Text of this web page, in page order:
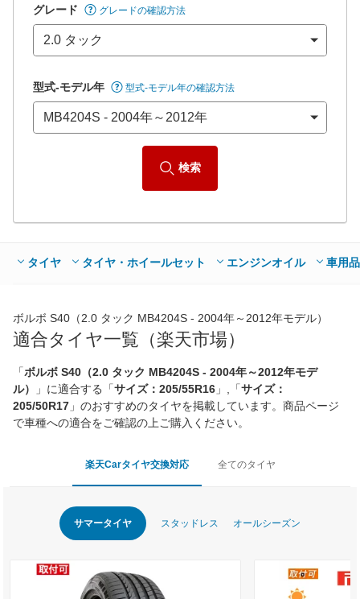
グレード グレードの確認方法
型式-モデル年 型式-モデル年の確認方法
検索
タイヤ タイヤ・ホイールセット エンジンオイル 車用品
ボルボ S40（2.0 タック MB4204S - 2004年～2012年モデル）
適合タイヤ一覧（楽天市場）
「ボルボ S40（2.0 タック MB4204S - 2004年～2012年モデ
ル）
」に適合する「サイズ：205/55R16 」,「サイズ：
205/50R17 」のおすすめのタイヤを掲載しています。商品ページ
で車種への適合をご確認の上ご購入ください。
楽天Carタイヤ交換対応 全てのタイヤ
サマータイヤ スタッドレス オールシーズン